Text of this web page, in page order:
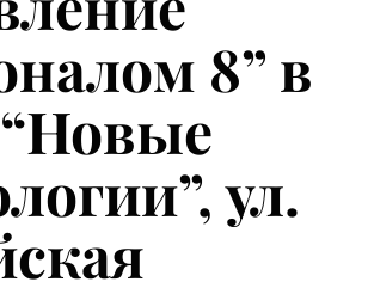
8” в
ул.